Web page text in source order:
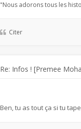
"Nous adorons tous les
Citer
Re: Infos ! [Premee
Ben, tu as tout ça si tu